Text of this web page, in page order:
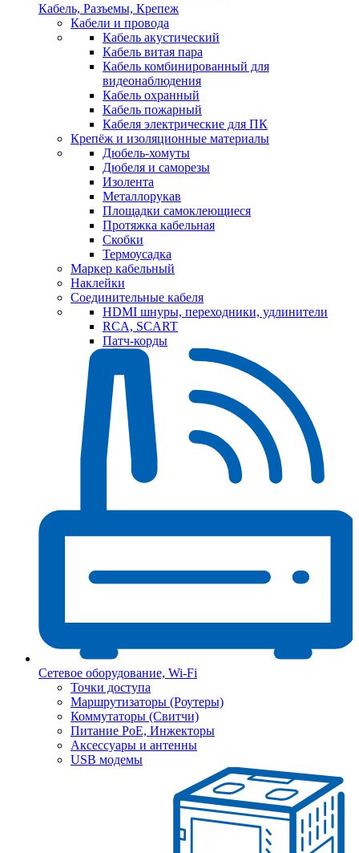
Кабель, Разъемы, Крепеж
Кабели и провода
Кабель акустический
Кабель витая пара
Кабель комбинированный для
видеонаблюдения
Кабель охранный
Кабель пожарный
Кабеля электрические для ПК
Крепёж и изоляционные материалы
Дюбель-хомуты
Дюбеля и саморезы
Изолента
Металлорукав
Площадки самоклеющиеся
Протяжка кабельная
Скобки
Термоусадка
Маркер кабельный
Наклейки
Соединительные кабеля
HDMI шнуры, переходники, удлинители
RCA, SCART
Патч-корды
Сетевое оборудование, Wi-Fi
Точки доступа
Маршрутизаторы (Роутеры)
Коммутаторы (Свитчи)
Питание PoE, Инжекторы
Аксессуары и антенны
USB модемы